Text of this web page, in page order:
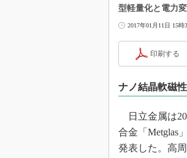
型軽量化と電力
2017年01月11日 15時
印刷する
ナノ結晶軟磁
日立金属は
合金「Metglas
発表した。高